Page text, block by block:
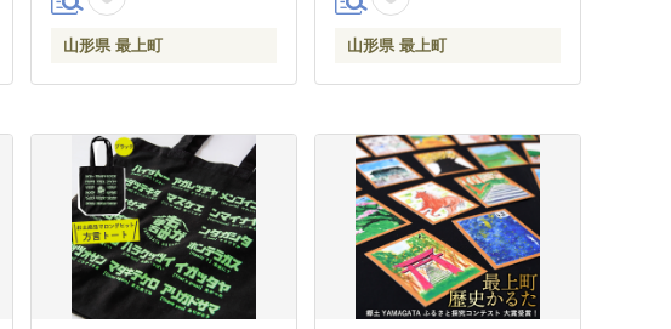
山形県 最上町 山形県 最上町